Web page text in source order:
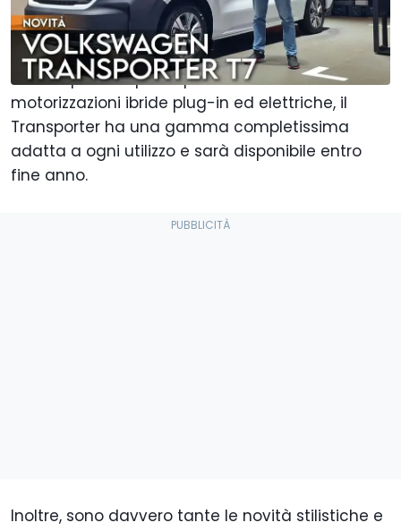
Aggiungi Motor1.com alle
fonti preferite su Google
IlVolkswagen Transporterè più versatile che
mai. Disponibile per la prima volta anche nelle
motorizzazioni ibride plug-in ed elettriche, il
Transporter ha una gamma completissima
adatta a ogni utilizzo e sarà disponibile entro
fine anno.
Inoltre, sono davvero tante le novità stilistiche e